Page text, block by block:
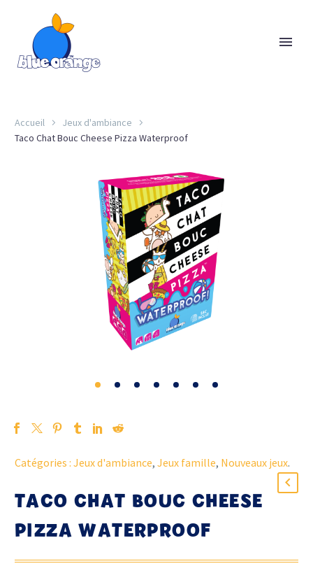
Accueil
Jeux d'ambiance
Taco Chat Bouc Cheese Pizza Waterproof
Catégories : Jeux d'ambiance, Jeux famille, Nouveaux jeux.
TACO CHAT BOUC CHEESE
PIZZA WATERPROOF